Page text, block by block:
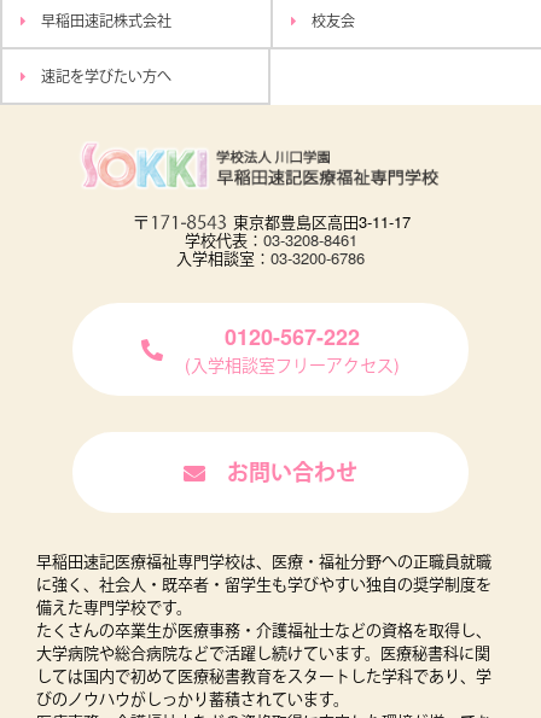
早稲田速記株式会社 校友会
速記を学びたい方へ
東京都豊島区高田3-11-17
学校代表： 03-3208-8461
入学相談室： 03-3200-6786
0120-567-222
(入学相談室フリーアクセス)
お問い合わせ
早稲田速記医療福祉専門学校は、医療・福祉分野への正職員就職
に強く、社会人・既卒者・留学生も学びやすい独自の奨学制度を
備えた専門学校です。
たくさんの卒業生が医療事務・介護福祉士などの資格を取得し、
大学病院や総合病院などで活躍し続けています。医療秘書科に関
しては国内で初めて医療秘書教育をスタートした学科であり、学
びのノウハウがしっかり蓄積されています。